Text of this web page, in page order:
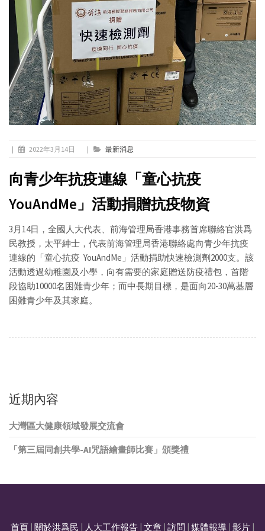
| 2022年3月14日 | 最新消息
向青少年抗疫連線「童心抗疫
YouAndMe」活動捐贈抗疫物資
3月14日，全國人大代表、前海管理局香港事務首席聯絡官洪爲
民教授，太平紳士，代表前海管理局香港聯絡處向青少年抗疫
連線的「童心抗疫 YouAndMe」活動捐助快速檢測劑2000支。該
活動透過幼稚園及小學，向有需要的家庭贈送防疫禮包，首階
段協助10000名困難青少年；而中長期目標，是面向20-30萬基層
困難青少年及其家庭。
近期內容
大灣區大健康領域發展交流會
「第三屆同創共學-AI咒語繪畫師比賽」頒獎禮
首頁 | 關於洪爲民 | 人大工作報告 | 文章 | 訪問 | 媒體報導 | 影片 |